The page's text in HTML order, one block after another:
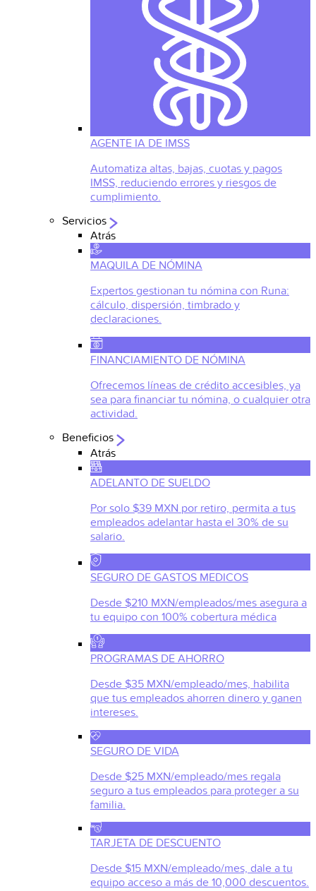
AGENTE IA DE IMSS
Automatiza altas, bajas, cuotas y pagos
IMSS, reduciendo errores y riesgos de
cumplimiento.
Servicios
Atrás
MAQUILA DE NÓMINA
Expertos gestionan tu nómina con Runa:
cálculo, dispersión, timbrado y
declaraciones.
FINANCIAMIENTO DE NÓMINA
Ofrecemos líneas de crédito accesibles, ya
sea para financiar tu nómina, o cualquier otra
actividad.
Beneficios
Atrás
ADELANTO DE SUELDO
Por solo $39 MXN por retiro, permita a tus
empleados adelantar hasta el 30% de su
salario.
SEGURO DE GASTOS MEDICOS
Desde $210 MXN/empleados/mes asegura a
tu equipo con 100% cobertura médica
PROGRAMAS DE AHORRO
Desde $35 MXN/empleado/mes, habilita
que tus empleados ahorren dinero y ganen
intereses.
SEGURO DE VIDA
Desde $25 MXN/empleado/mes regala
seguro a tus empleados para proteger a su
familia.
TARJETA DE DESCUENTO
Desde $15 MXN/empleado/mes, dale a tu
equipo acceso a más de 10,000 descuentos.